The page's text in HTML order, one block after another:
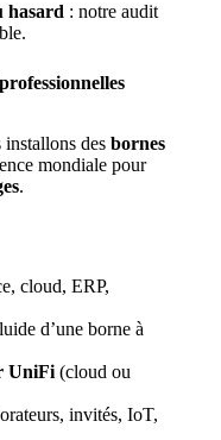
hasard : notre audit
des bornes
mondiale pour
.
cloud, ERP,
d’une borne à
UniFi (cloud ou
invités, IoT,